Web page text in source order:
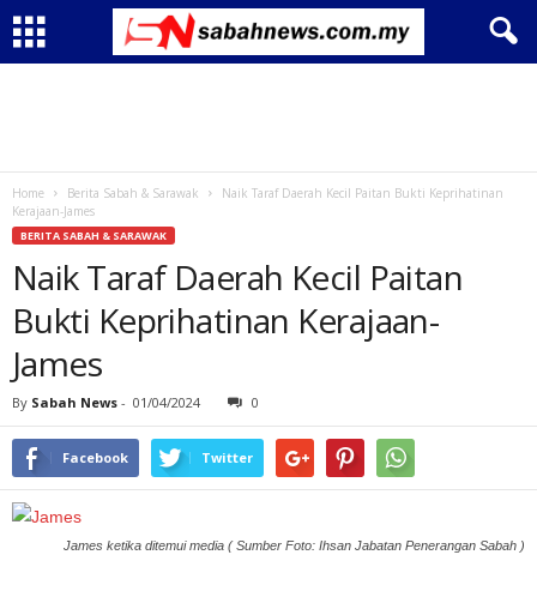
Home Berita Sabah & Sarawak
Naik Taraf Daerah Kecil Paitan Bukti Keprihatinan
Kerajaan-James
BERITA SABAH & SARAWAK
Naik Taraf Daerah Kecil Paitan
Bukti Keprihatinan Kerajaan-
James
By Sabah News - 01/04/2024 0
Facebook Twitter
James ketika ditemui media ( Sumber Foto: Ihsan Jabatan Penerangan Sabah )